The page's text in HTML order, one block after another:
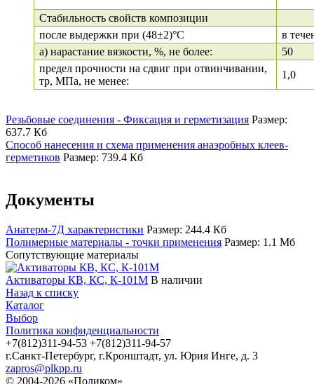
Стабильность свойств композиции
после выдержки при (48±2)°С
в
а) нарастание вязкости, %, не более:
50
предел прочности на сдвиг при отвинчивании,
тр, МПа, не менее:
1,0
Резьбовые соединения - Фиксация и герметизация Размер:
637.7 Кб
Способ нанесения и схема применения анаэробных клеев-
герметиков Размер: 739.4 Кб
Документы
Анатерм-7Д характеристики Размер: 244.4 Кб
Полимерные материалы - точки применения Размер: 1.1 Мб
Сопутствующие материалы
Активаторы КВ, КС, К-101М В наличии
Назад к списку
Каталог
Выбор
Политика конфиденциальности
+7(812)311-94-53 +7(812)311-94-57
г.Санкт-Петербург, г.Кронштадт, ул. Юрия Инге, д. 3
zapros@plkpp.ru
© 2004-2026 «Поликом»